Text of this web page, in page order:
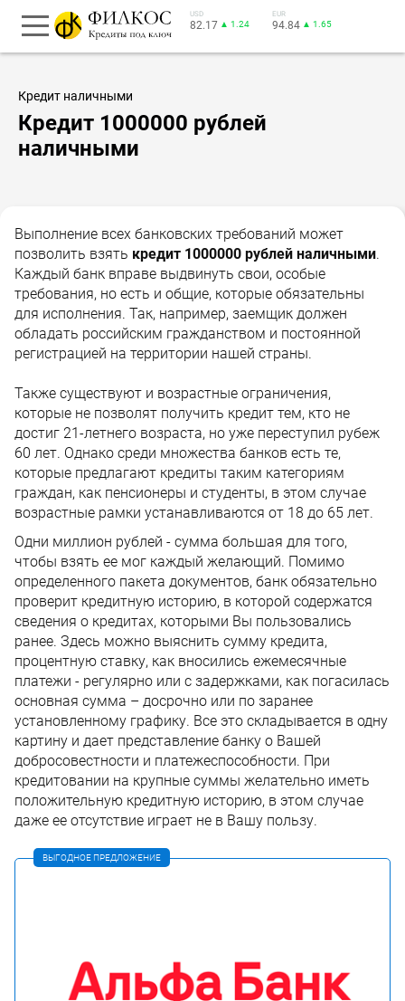
USD
82.17 ▲ 1.24
EUR
94.84 ▲ 1.65
Кредит наличными
Кредит 1000000 рублей
наличными
Выполнение всех банковских требований может
позволить взять кредит 1000000 рублей наличными.
Каждый банк вправе выдвинуть свои, особые
требования, но есть и общие, которые обязательны
для исполнения. Так, например, заемщик должен
обладать российским гражданством и постоянной
регистрацией на территории нашей страны.
Также существуют и возрастные ограничения,
которые не позволят получить кредит тем, кто не
достиг 21-летнего возраста, но уже переступил рубеж
60 лет. Однако среди множества банков есть те,
которые предлагают кредиты таким категориям
граждан, как пенсионеры и студенты, в этом случае
возрастные рамки устанавливаются от 18 до 65 лет.
Одни миллион рублей - сумма большая для того,
чтобы взять ее мог каждый желающий. Помимо
определенного пакета документов, банк обязательно
проверит кредитную историю, в которой содержатся
сведения о кредитах, которыми Вы пользовались
ранее. Здесь можно выяснить сумму кредита,
процентную ставку, как вносились ежемесячные
платежи - регулярно или с задержками, как погасилась
основная сумма – досрочно или по заранее
установленному графику. Все это складывается в одну
картину и дает представление банку о Вашей
добросовестности и платежеспособности. При
кредитовании на крупные суммы желательно иметь
положительную кредитную историю, в этом случае
даже ее отсутствие играет не в Вашу пользу.
ВЫГОДНОЕ ПРЕДЛОЖЕНИЕ